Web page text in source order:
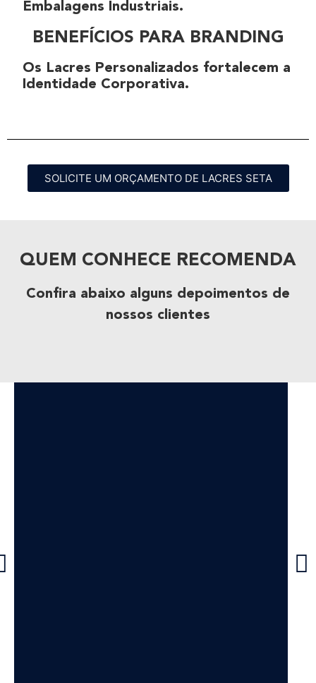
Embalagens Industriais.
BENEFÍCIOS PARA BRANDING
Os Lacres Personalizados fortalecem a
Identidade Corporativa.
SOLICITE UM ORÇAMENTO DE LACRES SETA
QUEM CONHECE RECOMENDA
Confira abaixo alguns depoimentos de
nossos clientes